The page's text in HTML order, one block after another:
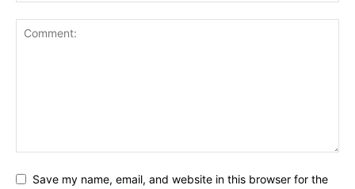
Save my name, email, and website in this browser for the